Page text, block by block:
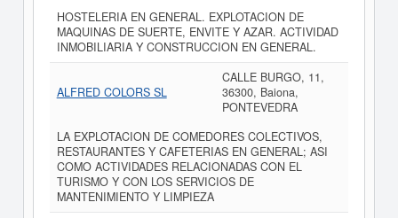
HOSTELERIA EN GENERAL. EXPLOTACION DE
MAQUINAS DE SUERTE, ENVITE Y AZAR. ACTIVIDAD
INMOBILIARIA Y CONSTRUCCION EN GENERAL.
ALFRED COLORS SL
CALLE BURGO, 11,
36300, Baiona,
PONTEVEDRA
LA EXPLOTACION DE COMEDORES COLECTIVOS,
RESTAURANTES Y CAFETERIAS EN GENERAL; ASI
COMO ACTIVIDADES RELACIONADAS CON EL
TURISMO Y CON LOS SERVICIOS DE
MANTENIMIENTO Y LIMPIEZA